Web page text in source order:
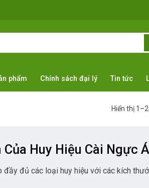
phẩm Chính sách đại lý Tin tức
Hiển thị
Huy Hiệu Cài Ngực
đầy đủ các loại huy hiệu với các kích